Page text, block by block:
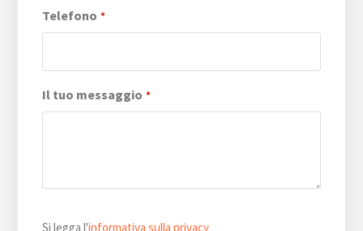
Telefono *
Il tuo messaggio *
Si legga l'informativa sulla privacy